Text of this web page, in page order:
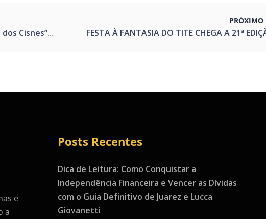
em junho
PRÓXIMO
FESTA À FANTASIA DO TITE CHEGA A 21ª
e
a
Posts Recentes
Dica de Leitura: Como Conquistar a
Independência Financeira e Vencer as Dívidas
com o Guia Definitivo de Juarez e Lucca
Giovanetti